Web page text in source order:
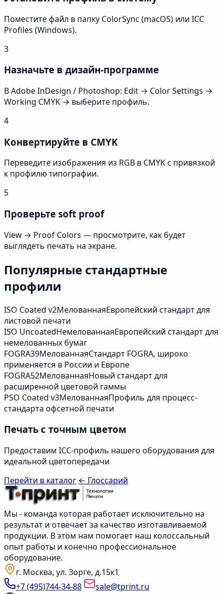
Поместите файл в папку ColorSync (macOS) или ICC
Profiles (Windows).
3
Назначьте в дизайн-программе
В Adobe InDesign / Photoshop: Edit → Color Settings →
Working CMYK → выберите профиль.
4
Конвертируйте в CMYK
Переведите изображения из RGB в CMYK с привязкой
к профилю типографии.
5
Проверьте soft proof
View → Proof Colors — просмотрите, как будет
выглядеть печать на экране.
Популярные стандартные
профили
ISO Coated v2МелованнаяЕвропейский стандарт для
листовой печати
ISO UncoatedНемелованнаяЕвропейский стандарт для
немелованных бумаг
FOGRA39МелованнаяСтандарт FOGRA, широко
применяется в России и Европе
FOGRA52МелованнаяНовый стандарт для
расширенной цветовой гаммы
PSO Coated v3МелованнаяПрофиль для процесс-
стандарта офсетной печати
Печать с точным цветом
Предоставим ICC-профиль нашего оборудования для
идеальной цветопередачи
Перейти в каталог ← Глоссарий
Мы - команда которая работает исключительно на
результат и отвечает за качество изготавливаемой
продукции. В этом нам помогает наш колоссальный
опыт работы и конечно профессиональное
оборудование.
г. Москва, ул. Зорге, д.15к1
+7 (495)744-34-88
sale@tprint.ru